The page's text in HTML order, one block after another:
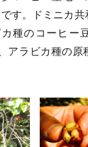
す。ドミニカ共
種のコーヒー
アラビカ種の原